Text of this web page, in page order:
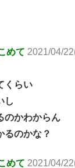
めて 2021/04/
くらい
し
のかわからん
るのかな？
めて 2021/04/